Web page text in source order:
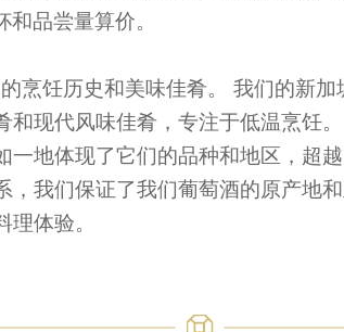
品尝量算价。
烹饪历史和美味佳肴。 我们的新
和现代风味佳肴，专注于低温烹饪
一地体现了它们的品种和地区，超
，我们保证了我们葡萄酒的原产地
体验。